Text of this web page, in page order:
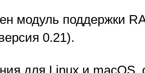
модуль поддержки
0.21).
для Linux и macOS,